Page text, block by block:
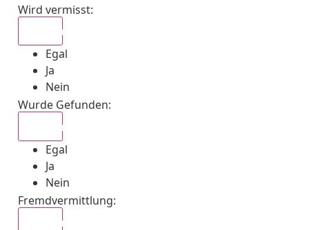
Wird vermisst:
Egal
Ja
Nein
Wurde Gefunden:
Egal
Ja
Nein
Fremdvermittlung: